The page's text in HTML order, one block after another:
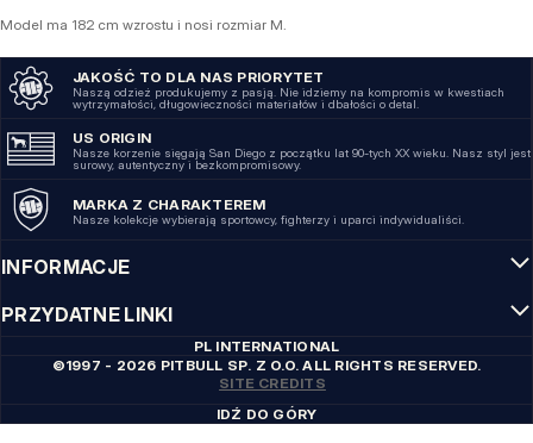
Model ma 182 cm wzrostu i nosi rozmiar M.
JAKOŚĆ TO DLA NAS PRIORYTET
Naszą odzież produkujemy z pasją. Nie idziemy na kompromis w kwestiach
wytrzymałości, długowieczności materiałów i dbałości o detal.
US ORIGIN
Nasze korzenie sięgają San Diego z początku lat 90-tych XX wieku. Nasz styl jest
surowy, autentyczny i bezkompromisowy.
MARKA Z CHARAKTEREM
Nasze kolekcje wybierają sportowcy, fighterzy i uparci indywidualiści.
INFORMACJE
PRZYDATNE LINKI
PL INTERNATIONAL
©1997 - 2026 PITBULL SP. Z O.O. ALL RIGHTS RESERVED.
SITE CREDITS
IDŹ DO GÓRY